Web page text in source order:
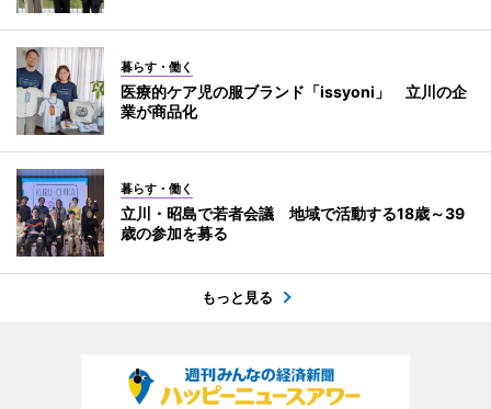
暮らす・働く
医療的ケア児の服ブランド「issyoni」 立川の企
業が商品化
暮らす・働く
立川・昭島で若者会議 地域で活動する18歳～39
歳の参加を募る
もっと見る